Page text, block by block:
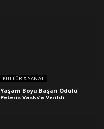
KÜLTÜR & SANAT
Yaşam Boyu Başarı Ödülü
Peteris Vasks’a Verildi